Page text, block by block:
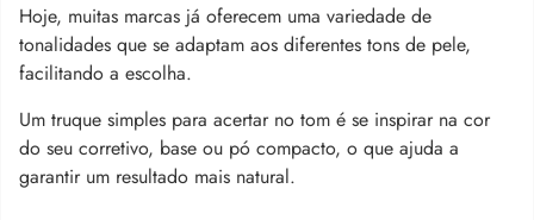
Hoje, muitas marcas já oferecem uma variedade de
tonalidades que se adaptam aos diferentes tons de pele,
facilitando a escolha.
Um truque simples para acertar no tom é se inspirar na cor
do seu corretivo, base ou pó compacto, o que ajuda a
garantir um resultado mais natural.